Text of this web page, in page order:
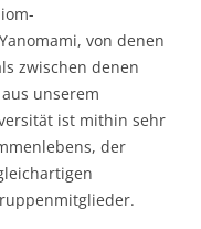
von denen
zwischen denen
unserem
ist mithin sehr
der